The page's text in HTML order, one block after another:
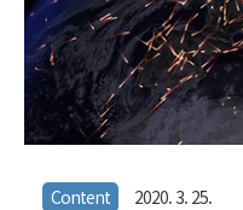
지는 것 같다. 두 번째는 소위
리'오'다. 여기야말로 9억이라
데, 201..
Content 2020. 3. 25.